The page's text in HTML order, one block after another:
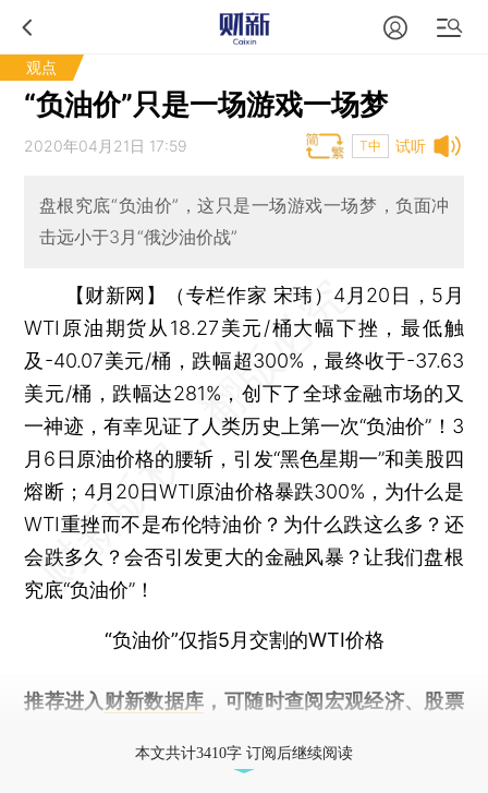
观点
“负油价”只是一场游戏一场梦
试听
2020年04月21日 17:59 T中
盘根究底“负油价”，这只是一场游戏一场梦，负面冲
击远小于3月“俄沙油价战”
【财新网】（专栏作家 宋玮） 4月20日，5月
WTI原油期货从18.27美元/桶大幅下挫，最低触
及-40.07美元/桶，跌幅超300%，最终收于-37.63
美元/桶，跌幅达281%，创下了全球金融市场的又
一神迹，有幸见证了人类历史上第一次“负油价”！3
月6日原油价格的腰斩，引发“黑色星期一”和美股四
熔断；4月20日WTI原油价格暴跌300%，为什么是
WTI重挫而不是布伦特油价？为什么跌这么多？还
会跌多久？会否引发更大的金融风暴？让我们盘根
究底“负油价”！
“负油价”仅指5月交割的WTI价格
推荐进入 财新数据库 ，可随时查阅宏观经济、股票
本文共计3410字 订阅后继续阅读